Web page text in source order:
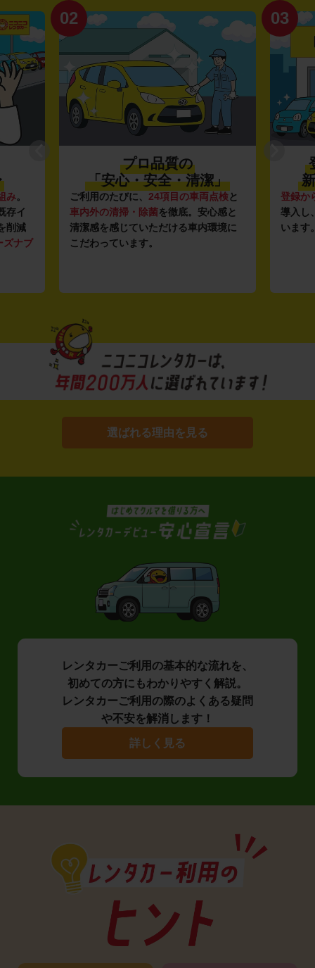
み。
存イ
削減
ズナブ
02
プロ品質の
「安心・安全・清潔」
ご利用のたびに、 24項目の車両点検と
車内外の清掃・除菌を徹底。安心感と
清潔感を感じていただける車内環境に
こだわっています。
03
登録か
導入し
います
選ばれる理由を見る
レンタカーご利用の基本的な流れを、
初めての方にもわかりやすく解説。
レンタカーご利用の際のよくある疑問
や不安を解消します！
詳しく見る